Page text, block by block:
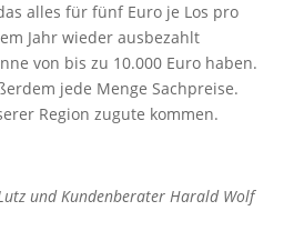
alles für fünf Euro je Los pro
Jahr wieder ausbezahlt
von bis zu 10.000 Euro haben.
jede Menge Sachpreise.
Region zugute kommen.
und Kundenberater Harald Wolf